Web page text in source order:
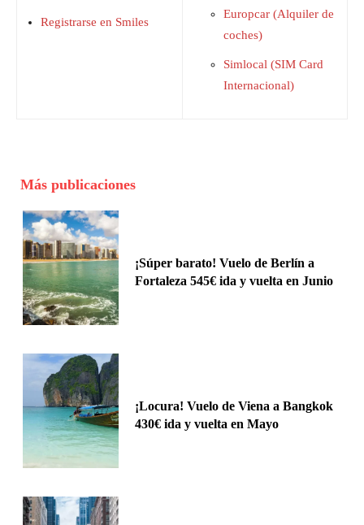
Más publicaciones
¡Súper barato! Vuelo de Berlín a
Fortaleza 545€ ida y vuelta en Junio
¡Locura! Vuelo de Viena a Bangkok
430€ ida y vuelta en Mayo
Registrarse en Smiles
Europcar (Alquiler de
coches)
Simlocal (SIM Card
Internacional)